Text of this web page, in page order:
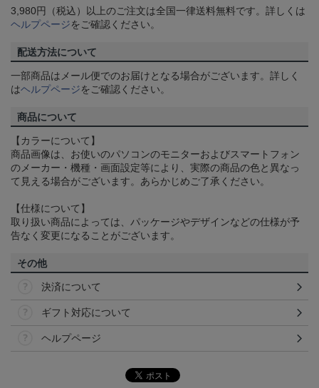
3,980円（税込）以上のご注文は全国一律送料無料です。詳しくは
ヘルプページをご確認ください。
配送方法について
一部商品はメール便でのお届けとなる場合がございます。詳しく
はヘルプページをご確認ください。
商品について
【カラーについて】
商品画像は、お使いのパソコンのモニターおよびスマートフォン
のメーカー・機種・画面設定等により、実際の商品の色と異なっ
て見える場合がございます。あらかじめご了承ください。
【仕様について】
取り扱い商品によっては、パッケージやデザインなどの仕様が予
告なく変更になることがございます。
その他
決済について
ギフト対応について
ヘルプページ